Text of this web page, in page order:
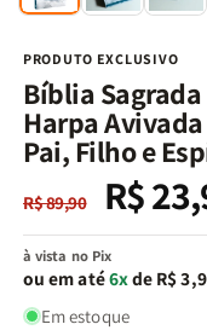
janela
PRODUTO EXCLUSIVO
Bíblia Sagrada
Harpa
Pai, Filho e
Preço
normal
R$ 89,90
Preço
R$
à vista no Pix
ou em até6xde R$
Em estoque